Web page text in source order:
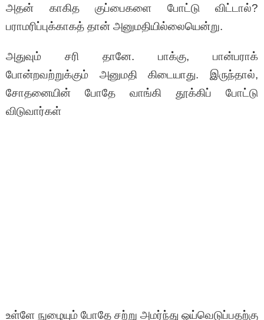
அதன் காகித குப்பைகளை போட்டு விட்டால்?
பராமரிப்புக்காகத் தான் அனுமதியில்லையென்று.
அதுவும் சரி தானே. பாக்கு, பான்பராக்
போன்றவற்றுக்கும் அனுமதி கிடையாது. இருந்தால்,
சோதனையின் போதே வாங்கி தூக்கிப் போட்டு
விடுவார்கள்
உள்ளே நுழையும் போதே சற்று அமர்ந்து ஓய்வெடுப்பதற்கு